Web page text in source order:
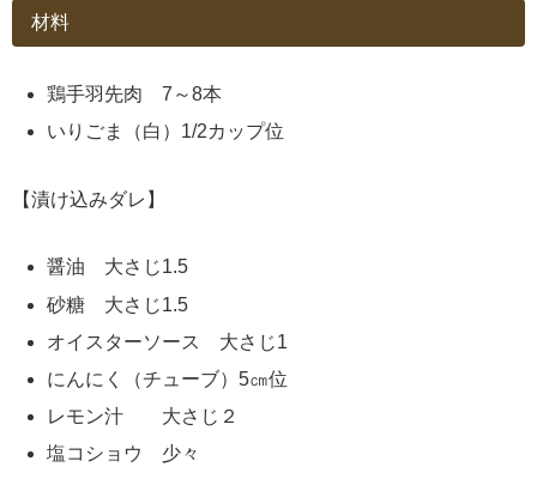
材料
鶏手羽先肉 7～8本
いりごま（白）1/2カップ位
【漬け込みダレ】
醤油 大さじ1.5
砂糖 大さじ1.5
オイスターソース 大さじ1
にんにく（チューブ）5㎝位
レモン汁 大さじ２
塩コショウ 少々